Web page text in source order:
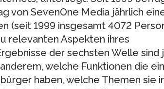
von SevenOne Media jährlich
(seit 1999 insgesamt 4072
relevanten Aspekten ihres
der sechsten Welle sind
welche Funktionen die
haben, welche Themen sie